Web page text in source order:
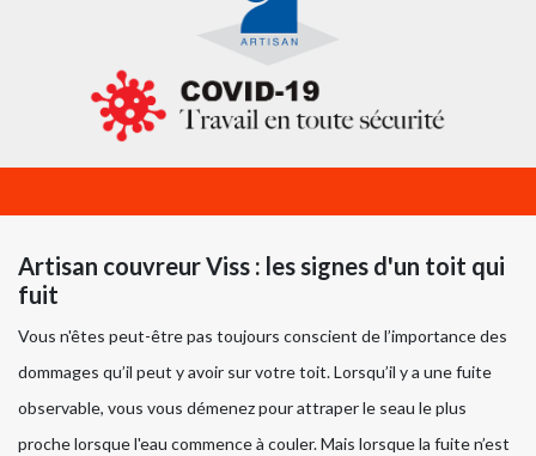
Artisan couvreur Viss : les signes d'un toit qui
fuit
Vous n'êtes peut-être pas toujours conscient de l’importance des
dommages qu’il peut y avoir sur votre toit. Lorsqu’il y a une fuite
observable, vous vous démenez pour attraper le seau le plus
proche lorsque l'eau commence à couler. Mais lorsque la fuite n’est